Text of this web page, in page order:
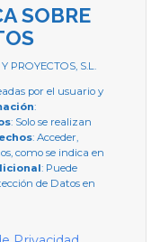
SOBRE
PROYECTOS, S.L.
por el usuario y
:
: Solo se realizan
: Acceder,
como se indica en
: Puede
de Datos en